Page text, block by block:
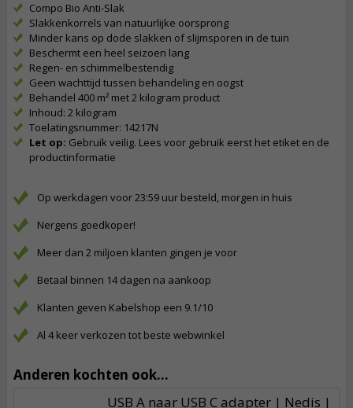
Compo Bio Anti-Slak
Slakkenkorrels van natuurlijke oorsprong
Minder kans op dode slakken of slijmsporen in de tuin
Beschermt een heel seizoen lang
Regen- en schimmelbestendig
Geen wachttijd tussen behandeling en oogst
Behandel 400 m² met 2 kilogram product
Inhoud: 2 kilogram
Toelatingsnummer: 14217N
Let op: Gebruik veilig. Lees voor gebruik eerst het etiket en de
productinformatie
Op werkdagen voor 23:59 uur besteld, morgen in huis
Nergens goedkoper!
Meer dan 2 miljoen klanten gingen je voor
Betaal binnen 14 dagen na aankoop
Klanten geven Kabelshop een 9.1/10
Al 4 keer verkozen tot beste webwinkel
Anderen kochten ook...
USB A naar USB C adapter | Nedis |